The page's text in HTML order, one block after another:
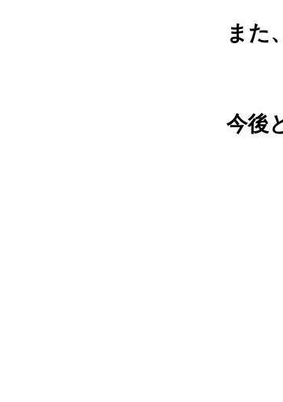
また、
今後